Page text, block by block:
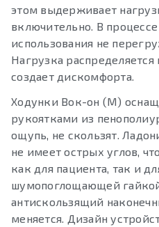
этом выдерживает
включительно. В
использования не
Нагрузка распределяется
создает дискомфорта.
Ходунки Вок-он (M)
рукоятками из
ощупь, не скользят.
не имеет острых углов,
как для пациента, так и
шумопоглощающей
антискользящий
меняется. Дизайн